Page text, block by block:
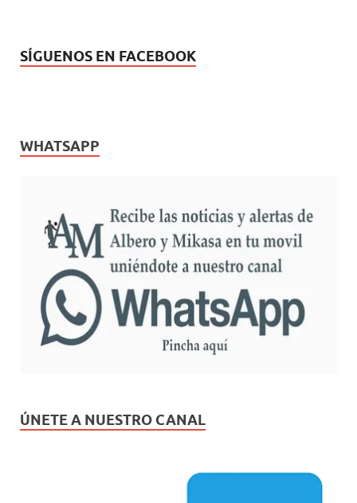
SÍGUENOS EN FACEBOOK
WHATSAPP
ÚNETE A NUESTRO CANAL